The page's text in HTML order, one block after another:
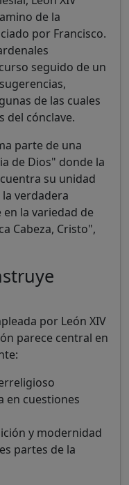
de la
por Francisco.
seguido de un
de las cuales
del cónclave.
parte de una
de Dios" donde la
su unidad
verdadera
la variedad de
Cabeza, Cristo",
por León XIV
parece central en
en cuestiones
y modernidad
partes de la